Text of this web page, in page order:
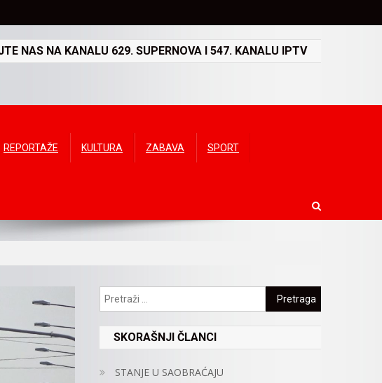
NAS NA KANALU 629. SUPERNOVA I 547. KANALU IPTV
REPORTAŽE KULTURA ZABAVA SPORT
Pretraga:
SKORAŠNJI ČLANCI
STANJE U SAOBRAĆAJU